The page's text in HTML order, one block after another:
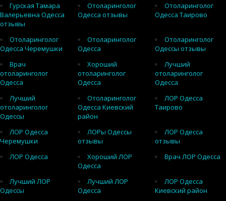
Гурская Тамара
Валерьевна Одесса
отзывы
Отоларинголог
Одесса отзывы
Отоларинголог
Одесса Таирово
Отоларинголог
Одесса Черемушки
Отоларинголог
Одесса
Отоларинголог
Одессы отзывы
Врач
отоларинголог
Одесса
Хороший
отоларинголог
Одесса
Лучший
отоларинголог
Одесса
Лучший
отоларинголог
Одессы
Отоларинголог
Одесса Киевский
район
ЛОР Одесса
Таирово
ЛОР Одесса
Черемушки
ЛОРы Одессы
отзывы
ЛОР Одесса
отзывы
ЛОР Одесса
Хороший ЛОР
Одесса
Врач ЛОР Одесса
Лучший ЛОР
Одессы
Лучший ЛОР
Одесса
ЛОР Одесса
Киевский район